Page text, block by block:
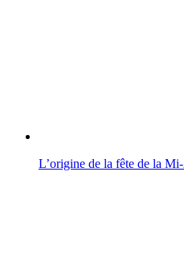
L’origine de la fête de la